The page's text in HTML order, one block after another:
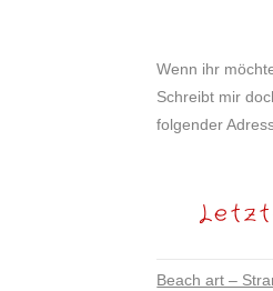
Wenn ihr
Schreibt mir
folgender
Beach art –